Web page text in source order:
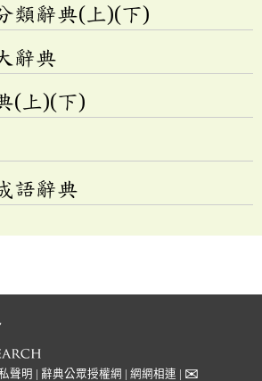
類辭典(上)(下)
辭典
(上)(下)
語辭典
聲明 辭典公眾授權網 網網相連 ✉